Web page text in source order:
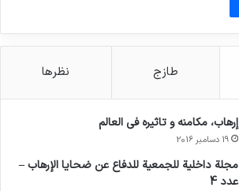
طازج نظرها
إرهاب، مكامنه و تاثيره في العالم
19 دسامبر 2016
مجلة داخلية للجمعية للدفاع عن ضحايا الإرهاب –
عدد 4